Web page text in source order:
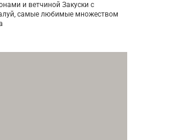
и ветчиной Закуски с
самые любимые множеством